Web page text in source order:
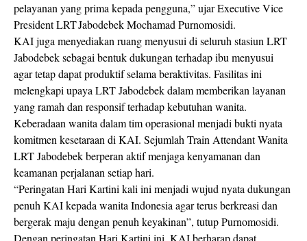
pelayanan yang prima kepada pengguna,” ujar Executive Vice
President LRT Jabodebek Mochamad Purnomosidi.
KAI juga menyediakan ruang menyusui di seluruh stasiun LRT
Jabodebek sebagai bentuk dukungan terhadap ibu menyusui
agar tetap dapat produktif selama beraktivitas. Fasilitas ini
melengkapi upaya LRT Jabodebek dalam memberikan layanan
yang ramah dan responsif terhadap kebutuhan wanita.
Keberadaan wanita dalam tim operasional menjadi bukti nyata
komitmen kesetaraan di KAI. Sejumlah Train Attendant Wanita
LRT Jabodebek berperan aktif menjaga kenyamanan dan
keamanan perjalanan setiap hari.
“Peringatan Hari Kartini kali ini menjadi wujud nyata dukungan
penuh KAI kepada wanita Indonesia agar terus berkreasi dan
bergerak maju dengan penuh keyakinan”, tutup Purnomosidi.